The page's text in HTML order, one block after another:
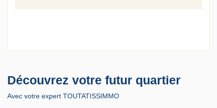
Découvrez votre futur quartier
Avec votre expert TOUTATISSIMMO